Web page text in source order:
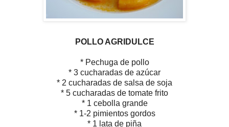
POLLO AGRIDULCE
* Pechuga de pollo
* 3 cucharadas de azúcar
* 2 cucharadas de salsa de soja
* 5 cucharadas de tomate frito
* 1 cebolla grande
* 1-2 pimientos gordos
* 1 lata de piña